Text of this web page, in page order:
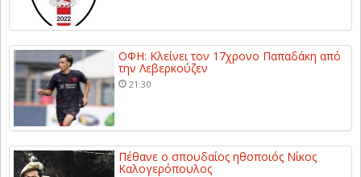
ΟΦΗ: Κλείνει τον 17χρονο Παπαδάκη από
την Λεβερκούζεν
21:30
Πέθανε ο σπουδαίος ηθοποιός Νίκος
Καλογερόπουλος